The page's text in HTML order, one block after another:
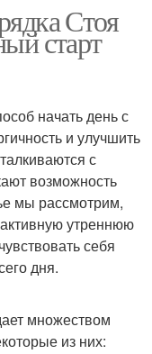
Стоя
старт
начать день с
и улучшить
с
возможность
мы рассмотрим,
утреннюю
себя
дня.
множеством
из них: